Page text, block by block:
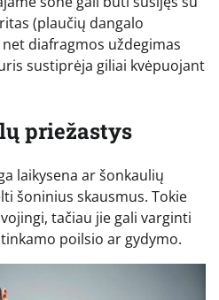
(plaučių dangalo
diafragmos uždegimas
sustiprėja giliai kvėpuojant
priežastys
laikysena ar šonkaulių
šoninius skausmus. Tokie
tačiau jie gali varginti
poilsio ar gydymo.